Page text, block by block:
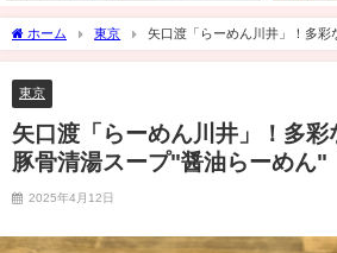
ホーム 東京
矢口渡「らーめん川井」！多彩
プ"醤油らーめん"
東京
矢口渡「らーめん川井」！多彩
豚骨清湯スープ"醤油らーめん"
2025年4月12日